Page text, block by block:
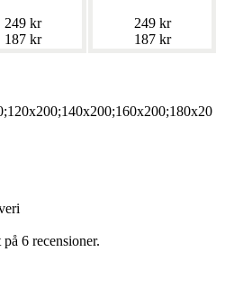
249 kr
187 kr
249 kr
187 kr
på 6 recensioner.